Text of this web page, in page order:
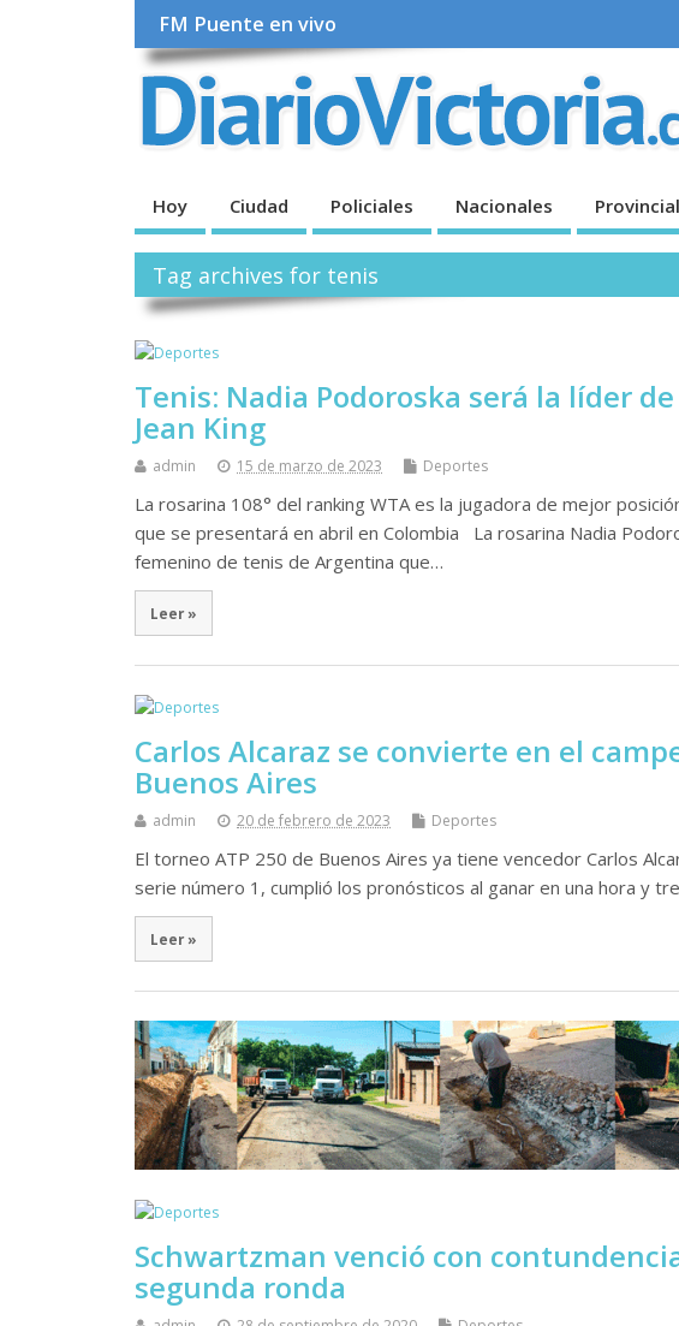
FM Puente en vivo
Hoy Ciudad Policiales Nacionales
Tag archives for tenis
Tenis: Nadia Podoroska será la líder
Jean King
admin 15 de marzo de 2023 Deportes
La rosarina 108° del ranking WTA es la jugadora de mejor
que se presentará en abril en Colombia La rosarina Nadia
femenino de tenis de Argentina que…
Leer »
Carlos Alcaraz se convierte en el
Buenos Aires
admin 20 de febrero de 2023 Deportes
El torneo ATP 250 de Buenos Aires ya tiene vencedor Carlos
serie número 1, cumplió los pronósticos al ganar en una hora y
Leer »
Schwartzman venció con
segunda ronda